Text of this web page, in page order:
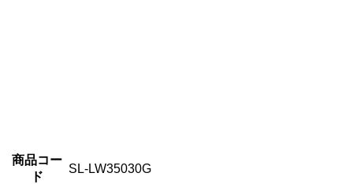
商品コー
ド
SL-LW35030G